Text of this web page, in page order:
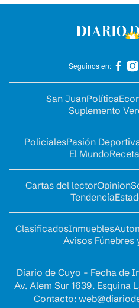
Seguinos en:
San JuanPolítica
Suplemento
PolicialesPasión
El Mundo
Cartas del lectorOpinion
Tendencia
ClasificadosInmuebles
Avisos Fúnebres
Diario de Cuyo - Fecha de
Av. Alem Sur 1639. Esquina
Contacto: